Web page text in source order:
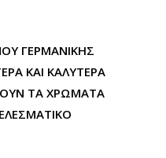
ΓΕΡΜΑΝΙΚΗΣ
ΚΑΙ ΚΑΛΥΤΕΡΑ
ΤΑ ΧΡΩΜΑΤΑ